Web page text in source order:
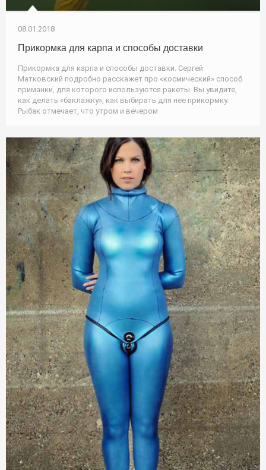
08.01.2018
Прикормка для карпа и способы доставки
Прикормка для карпа и способы доставки. Сергей
Матковский подробно расскажет про «космический» способ
приманки, для которого используются ракеты. Вы увидите,
как делать «баклажку», как выбирать для нее прикормку.
Рыбак отмечает, что утром и вечером